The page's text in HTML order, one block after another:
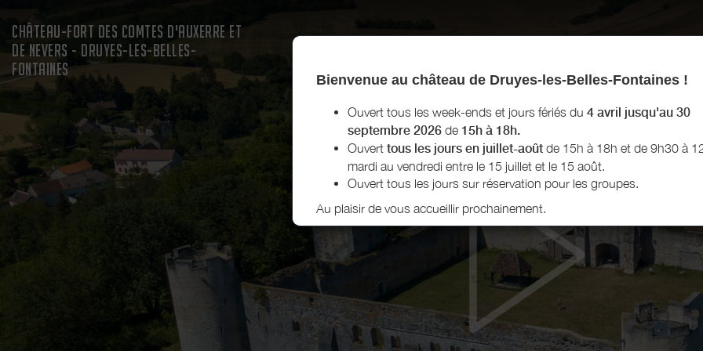
CHÂTEAU-FORT DES COMTES D'AUXERRE ET
DE NEVERS - DRUYES-LES-BELLES-
FONTAINES
Bienvenue au château de Druyes-les-Belles-Fontaines !
Ouvert tous les week-ends et jours fériés du 4 avril jusqu'au 30
septembre 2026 de 15h à 18h.
Ouvert tous les jours en juillet-août de 15h à 18h et de 9h30 à
mardi au vendredi entre le 15 juillet et le 15 août.
Ouvert tous les jours sur réservation pour les groupes.
Au plaisir de vous accueillir prochainement.